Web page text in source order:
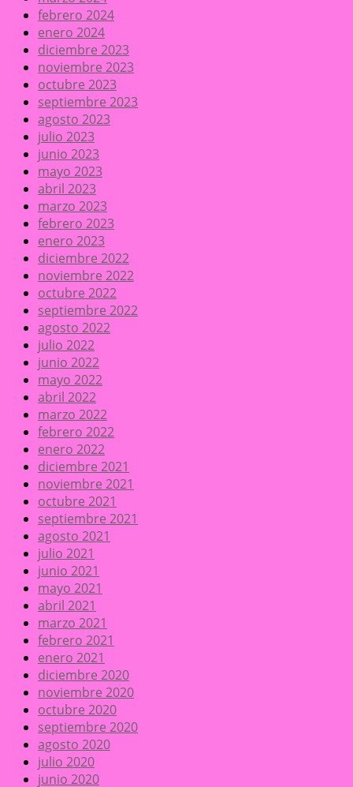
febrero 2024
enero 2024
diciembre 2023
noviembre 2023
octubre 2023
septiembre 2023
agosto 2023
julio 2023
junio 2023
mayo 2023
abril 2023
marzo 2023
febrero 2023
enero 2023
diciembre 2022
noviembre 2022
octubre 2022
septiembre 2022
agosto 2022
julio 2022
junio 2022
mayo 2022
abril 2022
marzo 2022
febrero 2022
enero 2022
diciembre 2021
noviembre 2021
octubre 2021
septiembre 2021
agosto 2021
julio 2021
junio 2021
mayo 2021
abril 2021
marzo 2021
febrero 2021
enero 2021
diciembre 2020
noviembre 2020
octubre 2020
septiembre 2020
agosto 2020
julio 2020
junio 2020